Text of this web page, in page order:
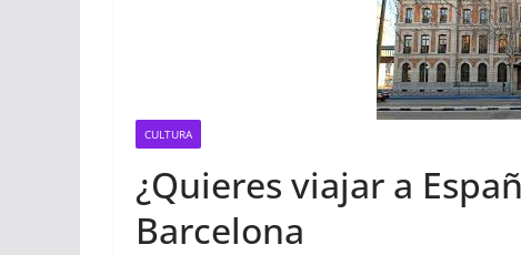
CULTURA
¿Quieres viajar a
Barcelona